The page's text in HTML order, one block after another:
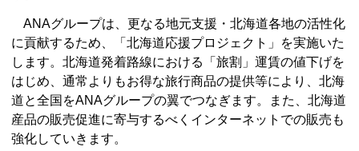
ANAグループは、更なる地元支援・北海道各地の活性化
に貢献するため、「北海道応援プロジェクト」を実施いた
します。北海道発着路線における「旅割」運賃の値下げを
はじめ、通常よりもお得な旅行商品の提供等により、北海
道と全国をANAグループの翼でつなぎます。また、北海道
産品の販売促進に寄与するべくインターネットでの販売も
強化していきます。